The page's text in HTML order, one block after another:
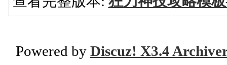
Powered by Discuz! X3.4